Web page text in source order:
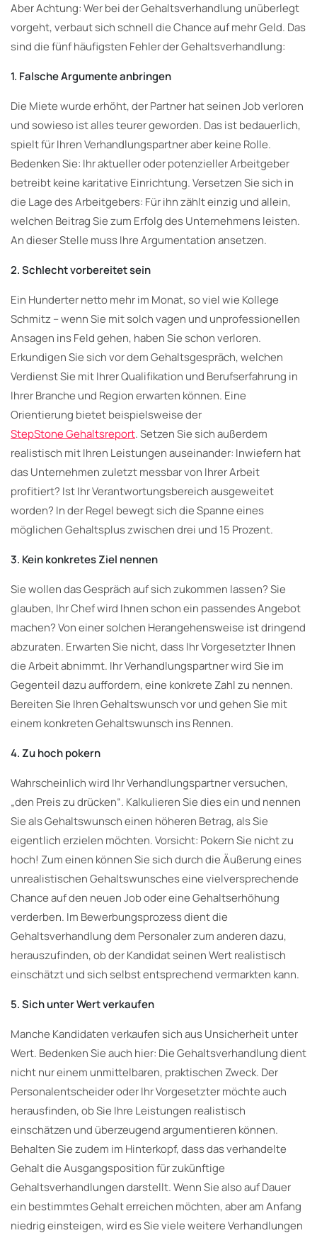
Aber Achtung: Wer bei der Gehaltsverhandlung unüberlegt
vorgeht, verbaut sich schnell die Chance auf mehr Geld. Das
sind die fünf häufigsten Fehler der Gehaltsverhandlung:
1. Falsche Argumente anbringen
Die Miete wurde erhöht, der Partner hat seinen Job verloren
und sowieso ist alles teurer geworden. Das ist bedauerlich,
spielt für Ihren Verhandlungspartner aber keine Rolle.
Bedenken Sie: Ihr aktueller oder potenzieller Arbeitgeber
betreibt keine karitative Einrichtung. Versetzen Sie sich in
die Lage des Arbeitgebers: Für ihn zählt einzig und allein,
welchen Beitrag Sie zum Erfolg des Unternehmens leisten.
An dieser Stelle muss Ihre Argumentation ansetzen.
2. Schlecht vorbereitet sein
Ein Hunderter netto mehr im Monat, so viel wie Kollege
Schmitz – wenn Sie mit solch vagen und unprofessionellen
Ansagen ins Feld gehen, haben Sie schon verloren.
Erkundigen Sie sich vor dem Gehaltsgespräch, welchen
Verdienst Sie mit Ihrer Qualifikation und Berufserfahrung in
Ihrer Branche und Region erwarten können. Eine
Orientierung bietet beispielsweise der
StepStone Gehaltsreport. Setzen Sie sich außerdem
realistisch mit Ihren Leistungen auseinander: Inwiefern hat
das Unternehmen zuletzt messbar von Ihrer Arbeit
profitiert? Ist Ihr Verantwortungsbereich ausgeweitet
worden? In der Regel bewegt sich die Spanne eines
möglichen Gehaltsplus zwischen drei und 15 Prozent.
3. Kein konkretes Ziel nennen
Sie wollen das Gespräch auf sich zukommen lassen? Sie
glauben, Ihr Chef wird Ihnen schon ein passendes Angebot
machen? Von einer solchen Herangehensweise ist dringend
abzuraten. Erwarten Sie nicht, dass Ihr Vorgesetzter Ihnen
die Arbeit abnimmt. Ihr Verhandlungspartner wird Sie im
Gegenteil dazu auffordern, eine konkrete Zahl zu nennen.
Bereiten Sie Ihren Gehaltswunsch vor und gehen Sie mit
einem konkreten Gehaltswunsch ins Rennen.
4. Zu hoch pokern
Wahrscheinlich wird Ihr Verhandlungspartner versuchen,
„den Preis zu drücken“. Kalkulieren Sie dies ein und nennen
Sie als Gehaltswunsch einen höheren Betrag, als Sie
eigentlich erzielen möchten. Vorsicht: Pokern Sie nicht zu
hoch! Zum einen können Sie sich durch die Äußerung eines
unrealistischen Gehaltswunsches eine vielversprechende
Chance auf den neuen Job oder eine Gehaltserhöhung
verderben. Im Bewerbungsprozess dient die
Gehaltsverhandlung dem Personaler zum anderen dazu,
herauszufinden, ob der Kandidat seinen Wert realistisch
einschätzt und sich selbst entsprechend vermarkten kann.
5. Sich unter Wert verkaufen
Manche Kandidaten verkaufen sich aus Unsicherheit unter
Wert. Bedenken Sie auch hier: Die Gehaltsverhandlung dient
nicht nur einem unmittelbaren, praktischen Zweck. Der
Personalentscheider oder Ihr Vorgesetzter möchte auch
herausfinden, ob Sie Ihre Leistungen realistisch
einschätzen und überzeugend argumentieren können.
Behalten Sie zudem im Hinterkopf, dass das verhandelte
Gehalt die Ausgangsposition für zukünftige
Gehaltsverhandlungen darstellt. Wenn Sie also auf Dauer
ein bestimmtes Gehalt erreichen möchten, aber am Anfang
niedrig einsteigen, wird es Sie viele weitere Verhandlungen